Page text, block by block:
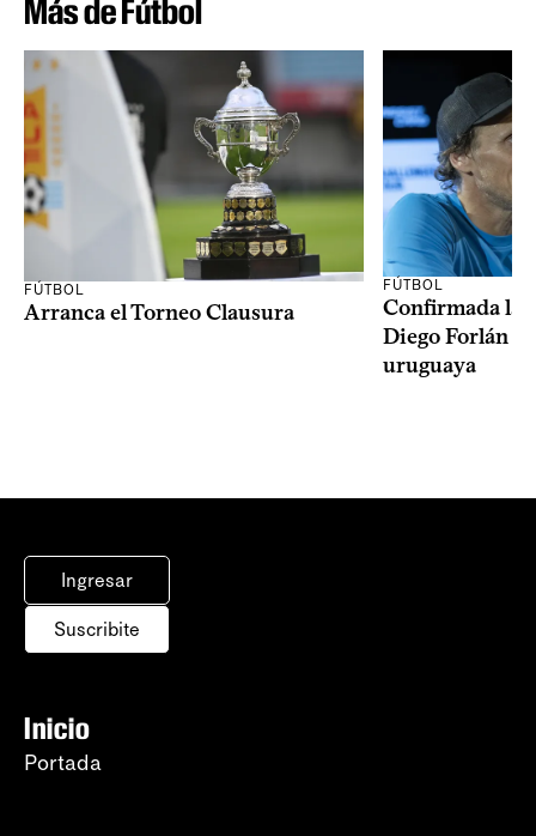
Más de Fútbol
FÚTBOL
Arranca el Torneo Clausura
FÚTBOL
Confirmada la
Diego Forlán
uruguaya
Ingresar
Suscribite
Inicio
Portada